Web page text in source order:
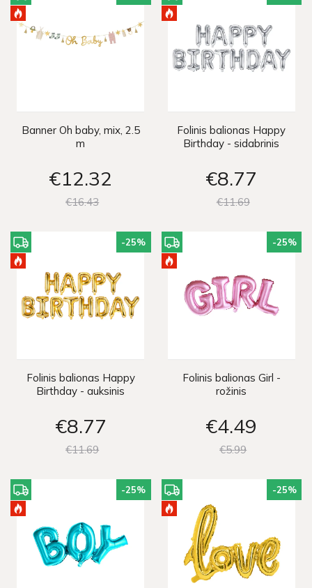
Banner Oh baby, mix, 2.5
m
€12 32
€1643
Folinis balionas Happy
Birthday - sidabrinis
€8 77
€1169
-25%
Folinis balionas Happy
Birthday - auksinis
€8 77
€1169
-25%
Folinis balionas Girl -
rožinis
€4 49
€599
-25% -25%